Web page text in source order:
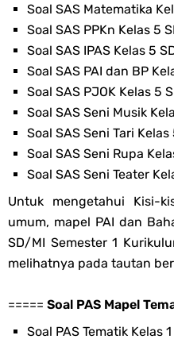
Soal SAS Matematika
Soal SAS PPKn Kelas 5
Soal SAS IPAS Kelas 5
Soal SAS PAI dan BP
Soal SAS PJOK Kelas 5
Soal SAS Seni Musik
Soal SAS Seni Tari
Soal SAS Seni Rupa
Soal SAS Seni Teater
Untuk mengetahui Kisi-
umum, mapel PAI dan
SD/MI Semester 1
melihatnya pada tautan
===== Soal PAS Mapel
Soal PAS Tematik Kelas